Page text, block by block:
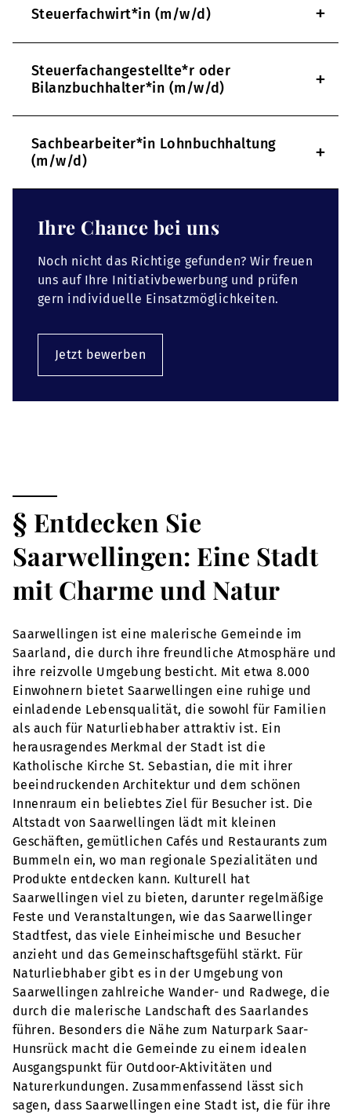
Steuerfachwirt*in (m/w/d) +
Steuerfachangestellte*r oder
Bilanzbuchhalter*in (m/w/d)
+
Sachbearbeiter*in Lohnbuchhaltung
(m/w/d)
+
Ihre Chance bei uns
Noch nicht das Richtige gefunden? Wir freuen
uns auf Ihre Initiativbewerbung und prüfen
gern individuelle Einsatzmöglichkeiten.
Jetzt bewerben
§ Entdecken Sie
Saarwellingen: Eine Stadt
mit Charme und Natur
Saarwellingen ist eine malerische Gemeinde im
Saarland, die durch ihre freundliche Atmosphäre und
ihre reizvolle Umgebung besticht. Mit etwa 8.000
Einwohnern bietet Saarwellingen eine ruhige und
einladende Lebensqualität, die sowohl für Familien
als auch für Naturliebhaber attraktiv ist. Ein
herausragendes Merkmal der Stadt ist die
Katholische Kirche St. Sebastian, die mit ihrer
beeindruckenden Architektur und dem schönen
Innenraum ein beliebtes Ziel für Besucher ist. Die
Altstadt von Saarwellingen lädt mit kleinen
Geschäften, gemütlichen Cafés und Restaurants zum
Bummeln ein, wo man regionale Spezialitäten und
Produkte entdecken kann. Kulturell hat
Saarwellingen viel zu bieten, darunter regelmäßige
Feste und Veranstaltungen, wie das Saarwellinger
Stadtfest, das viele Einheimische und Besucher
anzieht und das Gemeinschaftsgefühl stärkt. Für
Naturliebhaber gibt es in der Umgebung von
Saarwellingen zahlreiche Wander- und Radwege, die
durch die malerische Landschaft des Saarlandes
führen. Besonders die Nähe zum Naturpark Saar-
Hunsrück macht die Gemeinde zu einem idealen
Ausgangspunkt für Outdoor-Aktivitäten und
Naturerkundungen. Zusammenfassend lässt sich
sagen, dass Saarwellingen eine Stadt ist, die für ihre